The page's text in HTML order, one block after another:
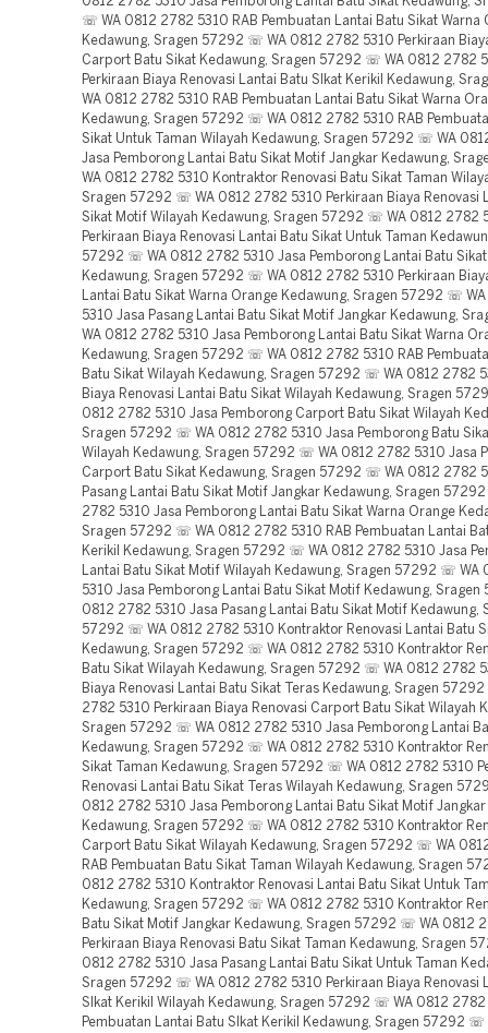
☏ WA 0812 2782 5310 RAB Pembuatan Lantai Batu Sikat Warna
Kedawung, Sragen 57292 ☏ WA 0812 2782 5310 Perkiraan
Carport Batu Sikat Kedawung, Sragen 57292 ☏ WA 0812 2782
Perkiraan Biaya Renovasi Lantai Batu SIkat Kerikil Kedawung,
WA 0812 2782 5310 RAB Pembuatan Lantai Batu Sikat Warna
Kedawung, Sragen 57292 ☏ WA 0812 2782 5310 RAB
Sikat Untuk Taman Wilayah Kedawung, Sragen 57292 ☏ WA
Jasa Pemborong Lantai Batu Sikat Motif Jangkar Kedawung,
WA 0812 2782 5310 Kontraktor Renovasi Batu Sikat Taman
Sragen 57292 ☏ WA 0812 2782 5310 Perkiraan Biaya Renovasi
Sikat Motif Wilayah Kedawung, Sragen 57292 ☏ WA 0812 2782
Perkiraan Biaya Renovasi Lantai Batu Sikat Untuk Taman
57292 ☏ WA 0812 2782 5310 Jasa Pemborong Lantai Batu Sikat
Kedawung, Sragen 57292 ☏ WA 0812 2782 5310 Perkiraan
Lantai Batu Sikat Warna Orange Kedawung, Sragen 57292 ☏
5310 Jasa Pasang Lantai Batu Sikat Motif Jangkar Kedawung,
WA 0812 2782 5310 Jasa Pemborong Lantai Batu Sikat Warna
Kedawung, Sragen 57292 ☏ WA 0812 2782 5310 RAB
Batu Sikat Wilayah Kedawung, Sragen 57292 ☏ WA 0812 2782
Biaya Renovasi Lantai Batu Sikat Wilayah Kedawung, Sragen
0812 2782 5310 Jasa Pemborong Carport Batu Sikat Wilayah
Sragen 57292 ☏ WA 0812 2782 5310 Jasa Pemborong Batu
Wilayah Kedawung, Sragen 57292 ☏ WA 0812 2782 5310 Jasa
Carport Batu Sikat Kedawung, Sragen 57292 ☏ WA 0812 2782
Pasang Lantai Batu Sikat Motif Jangkar Kedawung, Sragen
2782 5310 Jasa Pemborong Lantai Batu Sikat Warna Orange
Sragen 57292 ☏ WA 0812 2782 5310 RAB Pembuatan Lantai
Kerikil Kedawung, Sragen 57292 ☏ WA 0812 2782 5310 Jasa
Lantai Batu Sikat Motif Wilayah Kedawung, Sragen 57292 ☏ WA
5310 Jasa Pemborong Lantai Batu Sikat Motif Kedawung,
0812 2782 5310 Jasa Pasang Lantai Batu Sikat Motif Kedawung,
57292 ☏ WA 0812 2782 5310 Kontraktor Renovasi Lantai Batu
Kedawung, Sragen 57292 ☏ WA 0812 2782 5310 Kontraktor
Batu Sikat Wilayah Kedawung, Sragen 57292 ☏ WA 0812 2782
Biaya Renovasi Lantai Batu Sikat Teras Kedawung, Sragen
2782 5310 Perkiraan Biaya Renovasi Carport Batu Sikat Wilayah
Sragen 57292 ☏ WA 0812 2782 5310 Jasa Pemborong Lantai
Kedawung, Sragen 57292 ☏ WA 0812 2782 5310 Kontraktor
Sikat Taman Kedawung, Sragen 57292 ☏ WA 0812 2782 5310
Renovasi Lantai Batu Sikat Teras Wilayah Kedawung, Sragen
0812 2782 5310 Jasa Pemborong Lantai Batu Sikat Motif Jangkar
Kedawung, Sragen 57292 ☏ WA 0812 2782 5310 Kontraktor
Carport Batu Sikat Wilayah Kedawung, Sragen 57292 ☏ WA
RAB Pembuatan Batu Sikat Taman Wilayah Kedawung, Sragen
0812 2782 5310 Kontraktor Renovasi Lantai Batu Sikat Untuk
Kedawung, Sragen 57292 ☏ WA 0812 2782 5310 Kontraktor
Batu Sikat Motif Jangkar Kedawung, Sragen 57292 ☏ WA 0812
Perkiraan Biaya Renovasi Batu Sikat Taman Kedawung, Sragen
0812 2782 5310 Jasa Pasang Lantai Batu Sikat Untuk Taman
Sragen 57292 ☏ WA 0812 2782 5310 Perkiraan Biaya Renovasi
SIkat Kerikil Wilayah Kedawung, Sragen 57292 ☏ WA 0812 2782
Pembuatan Lantai Batu SIkat Kerikil Kedawung, Sragen 57292 ☏